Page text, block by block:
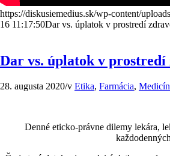
https://diskusiemedius.sk/wp-content/
16 11:17:50Dar vs. úplatok v prostredí
Dar vs. úplatok v
28. augusta 2020/v Etika, Farmácia,
Denné eticko-právne dilemy lekára,